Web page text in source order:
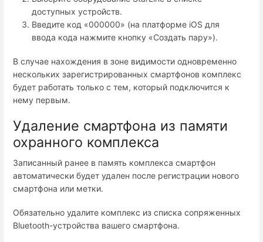
доступных устройств.
Введите код «000000» (на платформе iOS для
ввода кода нажмите кнопку «Создать пару»).
В случае нахождения в зоне видимости одновременно
нескольких зарегистрированных смартфонов комплекс
будет работать только с тем, который подключится к
нему первым.
Удаление смартфона из памяти
охранного комплекса
Записанный ранее в память комплекса смартфон
автоматически будет удален после регистрации нового
смартфона или метки.
Обязательно удалите комплекс из списка сопряженных
Bluetooth-устройства вашего смартфона.